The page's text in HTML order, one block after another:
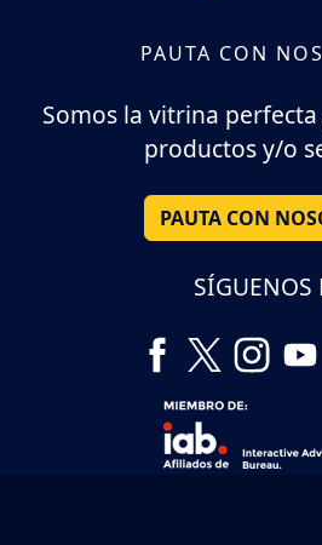
PAUTA CON
Somos la vitrina
productos y/o
PAUTA CON
SÍGUENOS